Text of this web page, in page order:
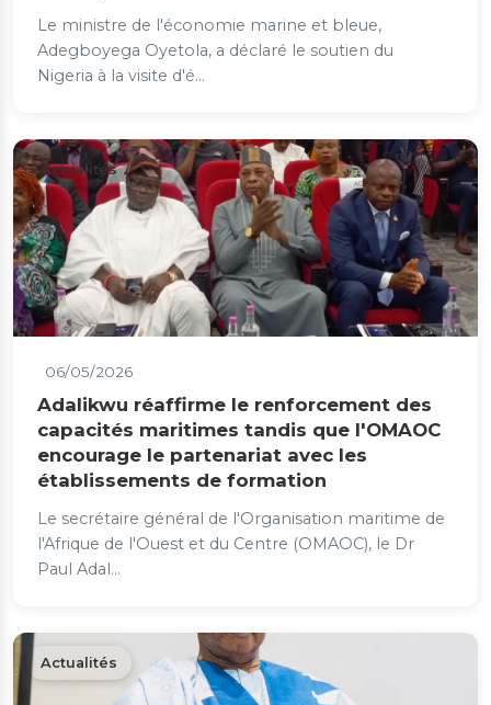
Le ministre de l'économie marine et bleue,
Adegboyega Oyetola, a déclaré le soutien du
Nigeria à la visite d'é...
Actualités
06/05/2026
Adalikwu réaffirme le renforcement des
capacités maritimes tandis que l'OMAOC
encourage le partenariat avec les
établissements de formation
Le secrétaire général de l'Organisation maritime de
l'Afrique de l'Ouest et du Centre (OMAOC), le Dr
Paul Adal...
Actualités